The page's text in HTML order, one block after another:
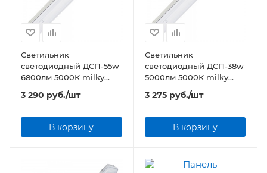
Светильник
светодиодный ДСП-55w
6800лм 5000К milky
IP65 ICEBERG
3 290 руб./шт
В корзину
Светильник
светодиодный ДСП-38w
5000лм 5000К milky
IP65 ICEBERG
3 275руб./шт
В корзину